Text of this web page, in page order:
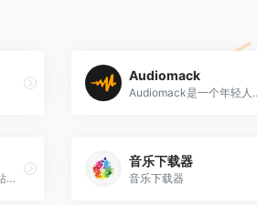
Audiomack
Audiomack是一个年轻人驱动、
铜钟是一个音乐聚合网站。你可以在铜钟上聆听来自 QQ 音乐、网易云音乐和酷我音乐三家平台的音乐。
音乐下载器
音乐下载器